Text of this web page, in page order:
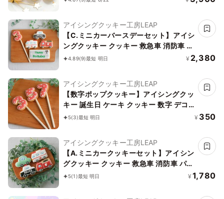
アイシングクッキー工房LEAP
【C.ミニカーバースデーセット】アイシ
ングクッキー クッキー 救急車 消防車 パ
トカー 車 プチギフト ケーキデコレーシ
4.89(9)最短 明日 ¥ 2,380
アイシングクッキー工房LEAP
【数字ポップクッキー】アイシングクッ
キー 誕生日 ケーキ クッキー 数字 デコ
レーションケーキ オリジナルケーキ か
5(3)最短 明日 ¥ 350
アイシングクッキー工房LEAP
【A.ミニカークッキーセット】アイシン
グクッキー クッキー 救急車 消防車 パト
カー 車 プチギフト ケーキデコレーショ
5(1)最短 明日 ¥ 1,780